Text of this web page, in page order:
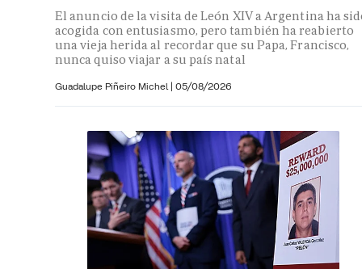
El anuncio de la visita de León XIV a Argentina ha
acogida con entusiasmo, pero también ha reabierto
una vieja herida al recordar que su Papa, Francisco,
nunca quiso viajar a su país natal
Guadalupe Piñeiro Michel | 05/08/2026